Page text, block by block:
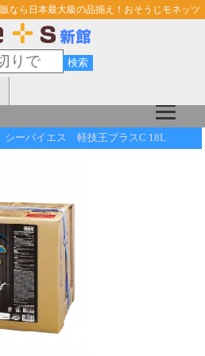
なら日本最大級の品揃え！おそうじモネッツ
シーバイエス 軽技王プラスC 18L